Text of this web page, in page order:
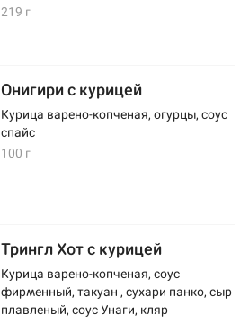
219 г
Онигири с курицей
Курица варено-копченая, огурцы, соус
спайс
100 г
Трингл Хот с курицей
Курица варено-копченая, соус
фирменный, такуан , сухари панко, сыр
плавленый, соус Унаги, кляр